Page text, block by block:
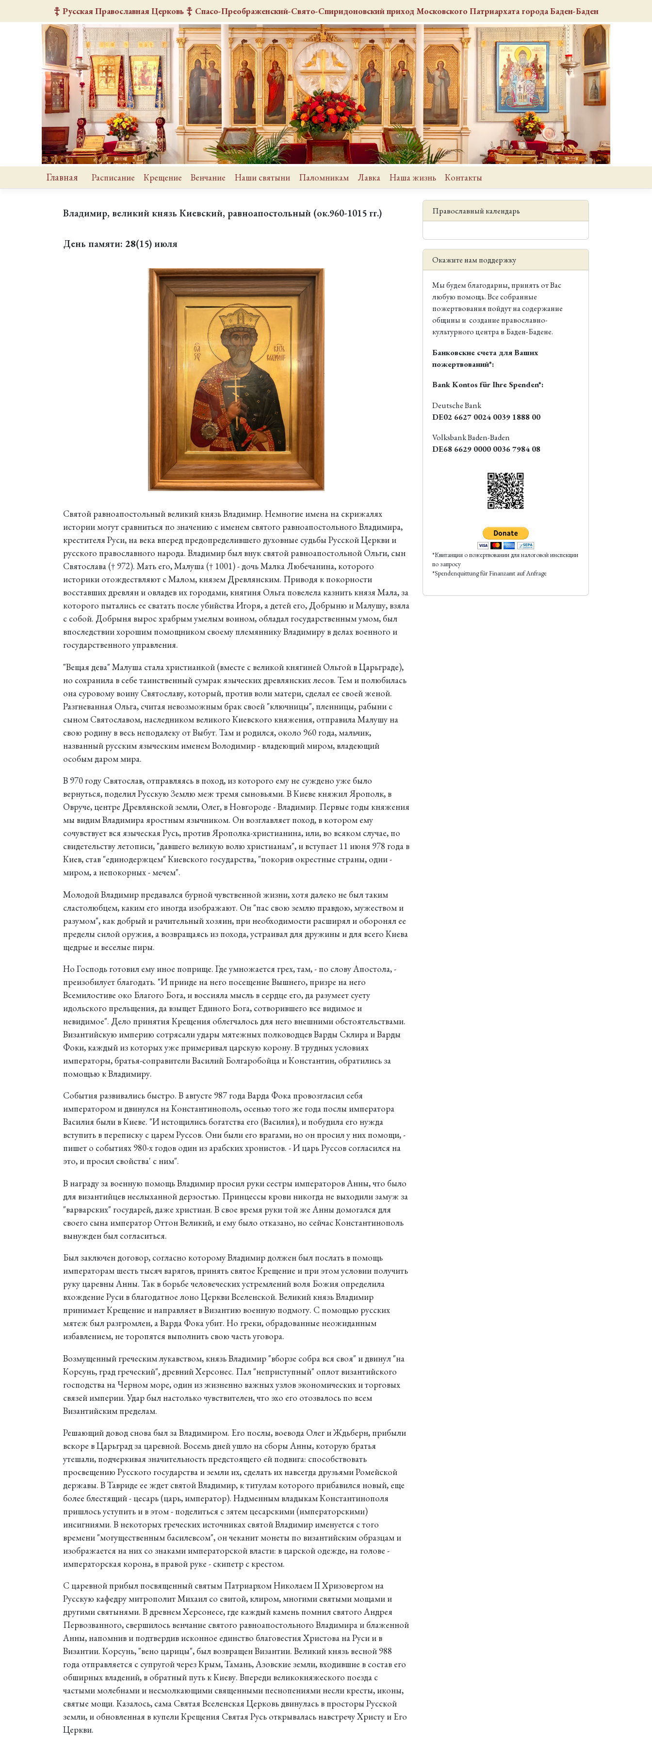
Русская Православная Церковь Спасо-Преображенский-Свято-Спиридоновскийприход Московского Патриархата города Баден-Баден
Главная Расписание Крещение Венчание Наши святыни Паломникам Лавка Наша жизнь Контакты
Владимир, великий князь Киевский, равноапостольный (ок.960-1015 гг.)
День памяти: 28(15) июля
Святой равноапостольный великий князь Владимир. Немногие имена на скрижалях
истории могут сравниться по значению с именем святого равноапостольного Владимира,
крестителя Руси, на века вперед предопределившего духовные судьбы Русской Церкви и
русского православного народа. Владимир был внук святой равноапостольной Ольги, сын
Святослава († 972). Мать его, Малуша († 1001) - дочь Малка Любечанина, которого
историки отождествляют с Малом, князем Древлянским. Приводя к покорности
восставших древлян и овладев их городами, княгиня Ольга повелела казнить князя Мала, за
которого пытались ее сватать после убийства Игоря, а детей его, Добрыню и Малушу, взяла
с собой. Добрыня вырос храбрым умелым воином, обладал государственным умом, был
впоследствии хорошим помощником своему племяннику Владимиру в делах военного и
государственного управления.
"Вещая дева" Малуша стала христианкой (вместе с великой княгиней Ольгой в Царьграде),
но сохранила в себе таинственный сумрак языческих древлянских лесов. Тем и полюбилась
она суровому воину Святославу, который, против воли матери, сделал ее своей женой.
Разгневанная Ольга, считая невозможным брак своей "ключницы", пленницы, рабыни с
сыном Святославом, наследником великого Киевского княжения, отправила Малушу на
свою родину в весь неподалеку от Выбут. Там и родился, около 960 года, мальчик,
названный русским языческим именем Володимир - владеющий миром, владеющий
особым даром мира.
В 970 году Святослав, отправляясь в поход, из которого ему не суждено уже было
вернуться, поделил Русскую Землю меж тремя сыновьями. В Киеве княжил Ярополк, в
Овруче, центре Древлянской земли, Олег, в Новгороде - Владимир. Первые годы княжения
мы видим Владимира яростным язычником. Он возглавляет поход, в котором ему
сочувствует вся языческая Русь, против Ярополка-христианина, или, во всяком случае, по
свидетельству летописи, "давшего великую волю христианам", и вступает 11 июня 978 года в
Киев, став "единодержцем" Киевского государства, "покорив окрестные страны, одни -
миром, а непокорных - мечем".
Молодой Владимир предавался бурной чувственной жизни, хотя далеко не был таким
сластолюбцем, каким его иногда изображают. Он "пас свою землю правдою, мужеством и
разумом", как добрый и рачительный хозяин, при необходимости расширял и оборонял ее
пределы силой оружия, а возвращаясь из похода, устраивал для дружины и для всего Киева
щедрые и веселые пиры.
Но Господь готовил ему иное поприще. Где умножается грех, там, - по слову Апостола, -
преизобилует благодать. "И прииде на него посещение Вышнего, призре на него
Всемилостиве око Благого Бога, и воссияла мысль в сердце его, да разумеет суету
идольского прельщения, да взыщет Единого Бога, сотворившего все видимое и
невидимое". Дело принятия Крещения облегчалось для него внешними обстоятельствами.
Византийскую империю сотрясали удары мятежных полководцев Варды Склира и Варды
Фоки, каждый из которых уже примеривал царскую корону. В трудных условиях
императоры, братья-соправители Василий Болгаробойца и Константин, обратились за
помощью к Владимиру.
События развивались быстро. В августе 987 года Варда Фока провозгласил себя
императором и двинулся на Константинополь, осенью того же года послы императора
Василия были в Киеве. "И истощились богатства его (Василия), и побудила его нужда
вступить в переписку с царем Руссов. Они были его врагами, но он просил у них помощи, -
пишет о событиях 980-х годов один из арабских хронистов. - И царь Руссов согласился на
это, и просил свойства' с ним".
В награду за военную помощь Владимир просил руки сестры императоров Анны, что было
для византийцев неслыханной дерзостью. Принцессы крови никогда не выходили замуж за
"варварских" государей, даже христиан. В свое время руки той же Анны домогался для
своего сына император Оттон Великий, и ему было отказано, но сейчас Константинополь
вынужден был согласиться.
Был заключен договор, согласно которому Владимир должен был послать в помощь
императорам шесть тысяч варягов, принять святое Крещение и при этом условии получить
руку царевны Анны. Так в борьбе человеческих устремлений воля Божия определила
вхождение Руси в благодатное лоно Церкви Вселенской. Великий князь Владимир
принимает Крещение и направляет в Византию военную подмогу. С помощью русских
мятеж был разгромлен, а Варда Фока убит. Но греки, обрадованные неожиданным
избавлением, не торопятся выполнить свою часть уговора.
Возмущенный греческим лукавством, князь Владимир "вборзе собра вся своя" и двинул "на
Корсунь, град греческий", древний Херсонес. Пал "неприступный" оплот византийского
господства на Черном море, один из жизненно важных узлов экономических и торговых
связей империи. Удар был настолько чувствителен, что эхо его отозвалось по всем
Византийским пределам.
Решающий довод снова был за Владимиром. Его послы, воевода Олег и Ждьберн, прибыли
вскоре в Царьград за царевной. Восемь дней ушло на сборы Анны, которую братья
утешали, подчеркивая значительность предстоящего ей подвига: способствовать
просвещению Русского государства и земли их, сделать их навсегда друзьями Ромейской
державы. В Тавриде ее ждет святой Владимир, к титулам которого прибавился новый, еще
более блестящий - цесарь (царь, император). Надменным владыкам Константинополя
пришлось уступить и в этом - поделиться с зятем цесарскими (императорскими)
инсигниями. В некоторых греческих источниках святой Владимир именуется с того
времени "могущественным басилевсом", он чеканит монеты по византийским образцам и
изображается на них со знаками императорской власти: в царской одежде, на голове -
императорская корона, в правой руке - скипетр с крестом.
С царевной прибыл посвященный святым Патриархом Николаем II Хризовергом на
Русскую кафедру митрополит Михаил со свитой, клиром, многими святыми мощами и
другими святынями. В древнем Херсонесе, где каждый камень помнил святого Андрея
Первозванного, свершилось венчание святого равноапостольного Владимира и блаженной
Анны, напомнив и подтвердив исконное единство благовестия Христова на Руси и в
Византии. Корсунь, "вено царицы", был возвращен Византии. Великий князь весной 988
года отправляется с супругой через Крым, Тамань, Азовские земли, входившие в состав его
обширных владений, в обратный путь к Киеву. Впереди великокняжеского поезда с
частыми молебнами и несмолкающими священными песнопениями несли кресты, иконы,
святые мощи. Казалось, сама Святая Вселенская Церковь двинулась в просторы Русской
земли, и обновленная в купели Крещения Святая Русь открывалась навстречу Христу и Его
Церкви.
Православный календарь
Окажите нам поддержку
Мы будем благодарны, принять от Вас
любую помощь. Все собранные
пожертвования пойдут на содержание
общины и создание православно-
культурного центра в Баден-Бадене.
Банковские счета для Ваших
пожертвований*:
Bank Kontos für Ihre Spenden*:
Deutsche Bank
DE02 6627 0024 0039 1888 00
Volksbank Baden-Baden
DE68 6629 0000 0036 7984 08
*Квитанция о пожертвовании для налоговой инспекции
по запросу
*Spendenquittung für Finanzamt auf Anfrage